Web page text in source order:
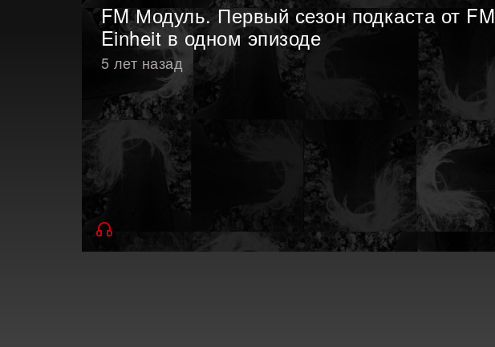
FM Модуль. Первый сезон подкаста от FM
Einheit в одном эпизоде
5 лет назад